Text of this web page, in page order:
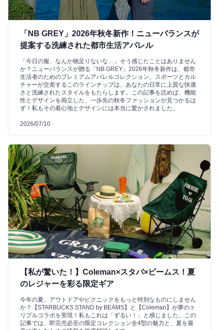
「NB GREY」2026年秋冬新作！ニューバランスが
提案する洗練された都市生活アパレル
「今日の服、なんか物足りないな…」そう感じたことはありません
か？ニューバランスが贈る「NB GREY」2026年秋冬新作は、都市
生活者のためのプレミアムアパレルコレクション。スポーツとカル
チャーが交差するこのラインナップは、あなたの日常に上質な快適
さと洗練されたスタイルをもたらします。この記事を読めば、機能
性とデザインを両立した、一歩先の秋冬ファッションが見つかるは
ず！私もその着心地とデザインには本当に驚かされました。
2026/07/10
【私が驚いた！】Coleman×スタバ×ビームス！夏
のレジャーを彩る限定ギア
今年の夏、アウトドアやピクニックをもっと特別なものにしません
か？【STARBUCKS STAND by BEAMS】と【Coleman】が夢のト
リプルコラボを実現！私もこれは「ずるい！」と感じました。この
記事では、即完売必至の限定コレクション全4型の魅力と、夏を最